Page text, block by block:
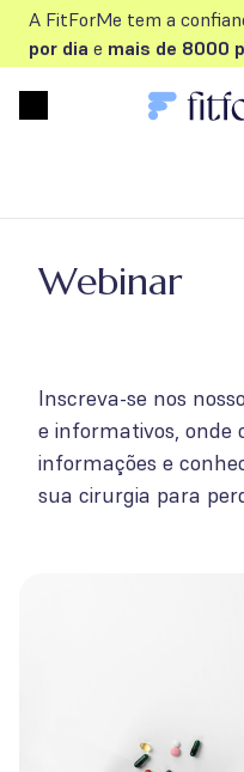
A FitForMe tem a
por dia e mais de 8000
Webinar
Inscreva-se nos
e informativos, onde
informações e
sua cirurgia para